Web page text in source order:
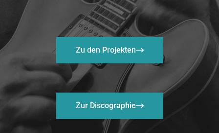
Zu den Projekten
Zur Discographie